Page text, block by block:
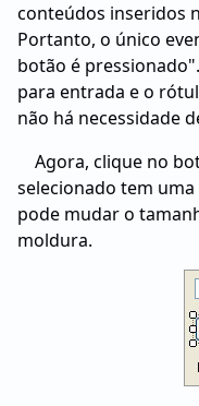
conteúdos inseridos
Portanto, o único
botão é
para entrada e o
não há necessidade
Agora, clique no
selecionado tem
pode mudar o
moldura.